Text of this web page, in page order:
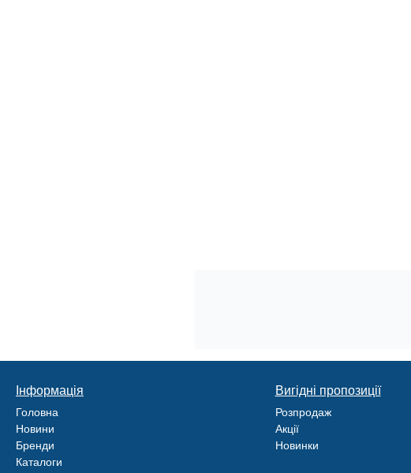
Інформація
Головна
Новини
Бренди
Каталоги
Вигідні пропозиції
Розпродаж
Акції
Новинки